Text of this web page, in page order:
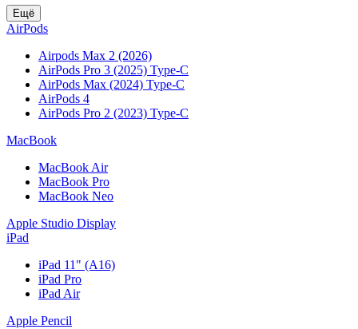
Ещё
AirPods
Airpods Max 2 (2026)
AirPods Pro 3 (2025) Type-C
AirPods Max (2024) Type-C
AirPods 4
AirPods Pro 2 (2023) Type-C
MacBook
MacBook Air
MacBook Pro
MacBook Neo
Apple Studio Display
iPad
iPad 11" (A16)
iPad Pro
iPad Air
Apple Pencil